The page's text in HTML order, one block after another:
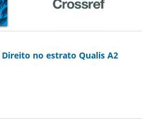
no estrato Qualis A2